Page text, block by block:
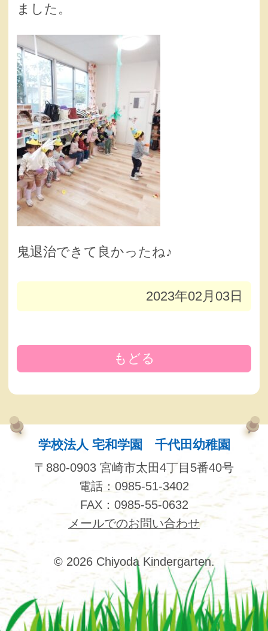
ました。
鬼退治できて良かったね♪
2023年02月03日
もどる
学校法人 宅和学園 千代田幼稚園
〒880-0903 宮崎市太田4丁目5番40号
電話：0985-51-3402
FAX：0985-55-0632
メールでのお問い合わせ
© 2026 Chiyoda Kindergarten.